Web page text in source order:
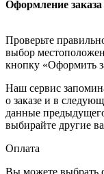
Оформление заказа
Проверьте
выбор
кнопку «Оформить
Наш сервис
о заказе и в
данные
выбирайте другие
Оплата
Вы можете выбрать